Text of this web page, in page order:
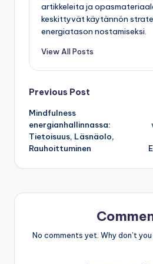
artikkeleita ja
keskittyvät käytännön
energiatason nostamiseksi.
View All Posts
Post
navigation
Previous Post
Mindfulness
energianhallinnassa:
Tietoisuus, Läsnäolo,
Rauhoittuminen
No comments yet. Why don’t